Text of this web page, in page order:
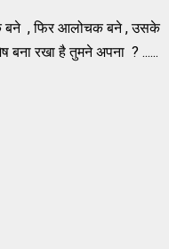
, फिर आलोचक बने , उसके
रखा है तुमने अपना ? ......